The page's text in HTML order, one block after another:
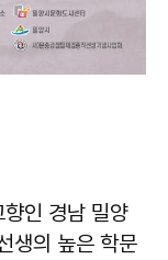
인 경남 밀양
생의 높은 학문